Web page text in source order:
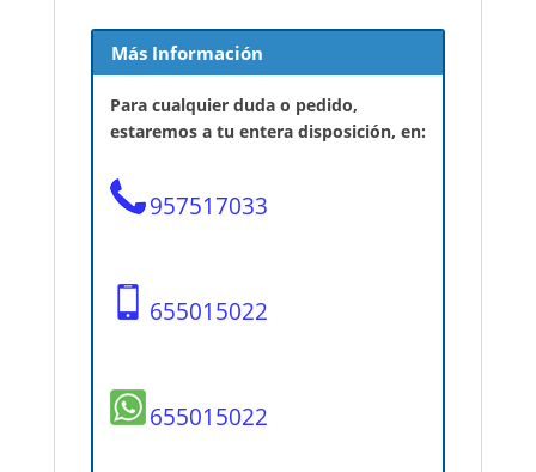
Más Información
Para cualquier duda o pedido,
estaremos a tu entera disposición, en:
957517033
655015022
655015022